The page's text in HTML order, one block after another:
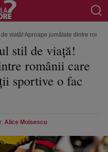
viață! Aproape jumătate dintre
stil de viață!
românii care
sportive o fac
Alice Moisescu